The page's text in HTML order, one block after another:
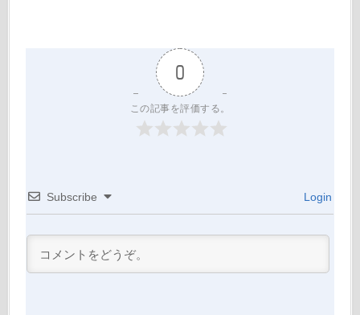
0
この記事を評価する。
Subscribe Login